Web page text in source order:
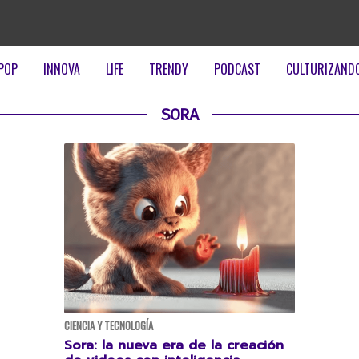
INNOVA LIFE TRENDY PODCAST
SORA
CIENCIA Y TECNOLOGÍA
Sora: la nueva era de la creación